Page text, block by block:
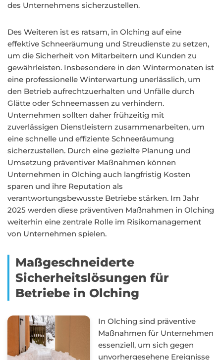
des Unternehmens sicherzustellen.
Des Weiteren ist es ratsam, in Olching auf eine
effektive Schneeräumung und Streudienste zu setzen,
um die Sicherheit von Mitarbeitern und Kunden zu
gewährleisten. Insbesondere in den Wintermonaten ist
eine professionelle Winterwartung unerlässlich, um
den Betrieb aufrechtzuerhalten und Unfälle durch
Glätte oder Schneemassen zu verhindern.
Unternehmen sollten daher frühzeitig mit
zuverlässigen Dienstleistern zusammenarbeiten, um
eine schnelle und effiziente Schneeräumung
sicherzustellen. Durch eine gezielte Planung und
Umsetzung präventiver Maßnahmen können
Unternehmen in Olching auch langfristig Kosten
sparen und ihre Reputation als
verantwortungsbewusste Betriebe stärken. Im Jahr
2025 werden diese präventiven Maßnahmen in Olching
weiterhin eine zentrale Rolle im Risikomanagement
von Unternehmen spielen.
Maßgeschneiderte
Sicherheitslösungen für
Betriebe in Olching
In Olching sind präventive
Maßnahmen für Unternehmen
essenziell, um sich gegen
unvorhergesehene Ereignisse